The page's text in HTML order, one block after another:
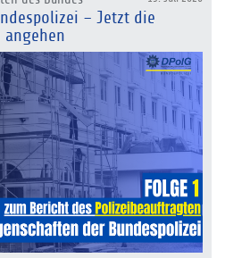
– Jetzt die
angehen